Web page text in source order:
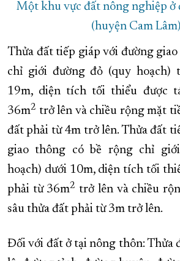
Một khu vực đất nông nghiệp ở
(huyện Cam
Thửa đất tiếp giáp với đường
chỉ giới đường đỏ (quy hoạch)
19m, diện tích tối thiểu được
36m2 trở lên và chiều rộng mặt
đất phải từ 4m trở lên. Thửa đất
giao thông có bề rộng chỉ
hoạch) dưới 10m, diện tích tối
phải từ 36m2 trở lên và chiều
sâu thửa đất phải từ 3m trở lên.
Đối với đất ở tại nông thôn: Thửa